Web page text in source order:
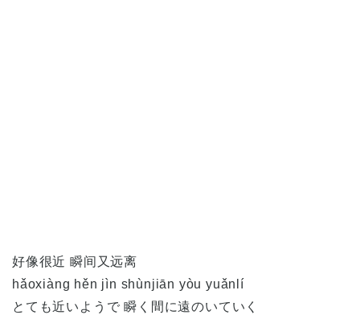
好像很近 瞬间又远离
hǎoxiàng hěn jìn shùnjiān yòu yuǎnlí
とても近いようで 瞬く間に遠のいていく